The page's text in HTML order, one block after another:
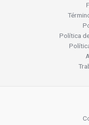
Política